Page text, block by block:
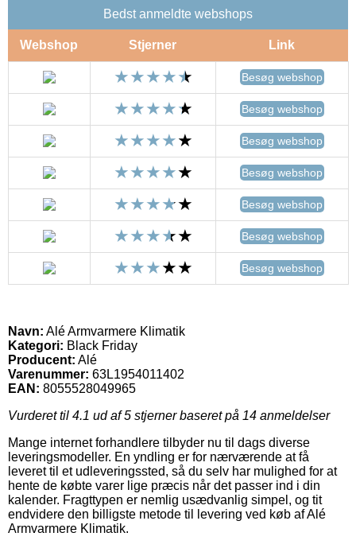
Bedst anmeldte webshops
Webshop Stjerner Link
Besøg webshop
Besøg webshop
Besøg webshop
Besøg webshop
Besøg webshop
Besøg webshop
Besøg webshop
Navn: Alé Armvarmere Klimatik
Kategori: Black Friday
Producent: Alé
Varenummer: 63L1954011402
EAN: 8055528049965
Vurderet til 4.1 ud af 5 stjerner baseret på 14 anmeldelser
Mange internet forhandlere tilbyder nu til dags diverse
leveringsmodeller. En yndling er for nærværende at få
leveret til et udleveringssted, så du selv har mulighed for at
hente de købte varer lige præcis når det passer ind i din
kalender. Fragttypen er nemlig usædvanlig simpel, og tit
endvidere den billigste metode til levering ved køb af Alé
Armvarmere Klimatik.